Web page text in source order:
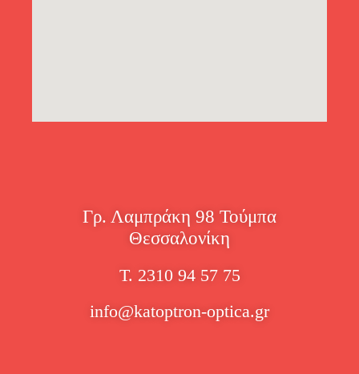
Γρ. Λαμπράκη 98 Τούμπα
Θεσσαλονίκη
Τ. 2310 94 57 75
info@katoptron-optica.gr